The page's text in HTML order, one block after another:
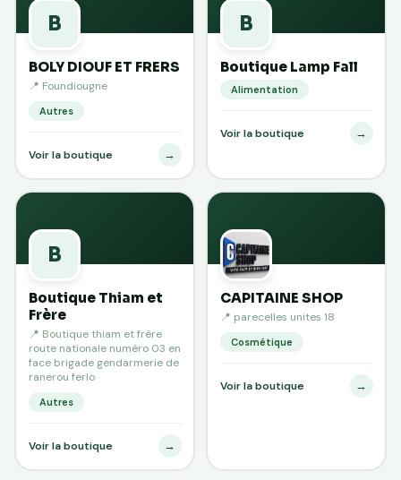
B
BOLY DIOUF ET FRERS
📍 Foundiougne
Autres
Voir la boutique →
B
Boutique Lamp Fall
Alimentation
Voir la boutique →
B
Boutique Thiam et
Frère
📍 Boutique thiam et frère
route nationale numéro 03 en
face brigade gendarmerie de
ranerou ferlo
Autres
Voir la boutique →
CAPITAINE SHOP
📍 parecelles unites 18
Cosmétique
Voir la boutique →